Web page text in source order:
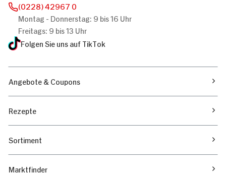
(0228) 42967 0
Montag - Donnerstag: 9 bis 16 Uhr
Freitags: 9 bis 13 Uhr
Folgen Sie uns auf TikTok
Angebote & Coupons
Rezepte
Sortiment
Marktfinder